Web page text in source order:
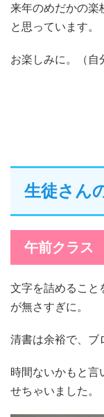
来年のめだかの楽
と思っています。
お楽しみに。（自
生徒さん
午前クラス
文字を詰めること
が無さすぎに。
清書は余裕で、ブ
時間ないかもと言
せちゃいました。